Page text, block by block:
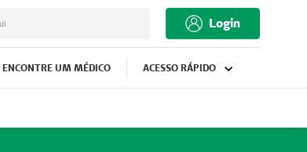
Login
ENCONTRE UM MÉDICO ACESSO RÁPIDO